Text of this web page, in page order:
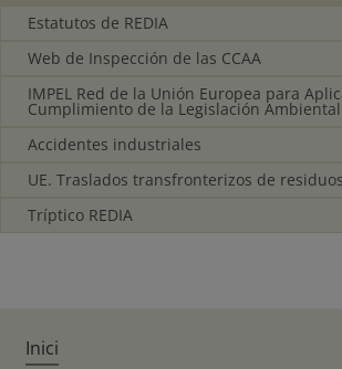
Estatutos de REDIA
Web de Inspección de las CCAA
IMPEL Red de la Unión Europea para
Cumplimiento de la Legislación Ambiental
Accidentes industriales
UE. Traslados transfronterizos de residuos
Tríptico REDIA
Inici